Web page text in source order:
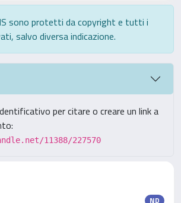
sono protetti da copyright e tutti i
salvo diversa indicazione.
per citare o creare un link a
11388/227570
ND